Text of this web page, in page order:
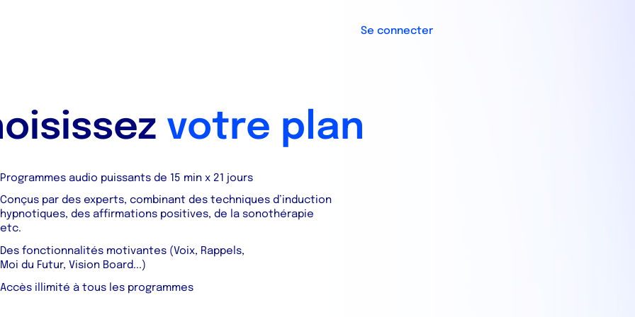
Se connecter
votre plan
Programmes audio puissants de 15 min x 21 jours
Conçus par des experts, combinant des techniques d’induction
hypnotiques, des affirmations positives, de la sonothérapie
etc.
Des fonctionnalités motivantes (Voix, Rappels,
Moi du Futur, Vision Board...)
Accès illimité à tous les programmes